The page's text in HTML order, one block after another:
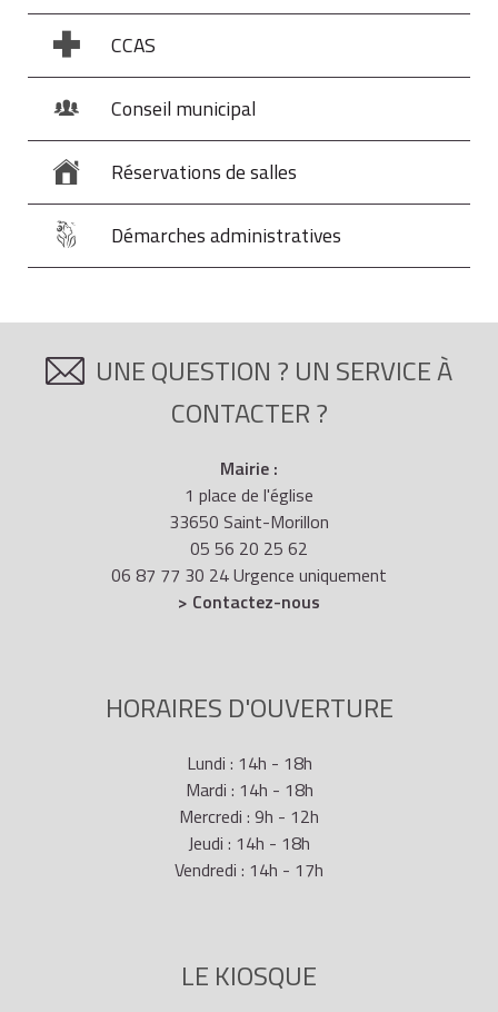
CCAS
Conseil municipal
Réservations de salles
Démarches administratives
UNE QUESTION ? UN SERVICE À
CONTACTER ?
Mairie :
1 place de l'église
33650 Saint-Morillon
05 56 20 25 62
06 87 77 30 24 Urgence uniquement
> Contactez-nous
HORAIRES D'OUVERTURE
Lundi : 14h - 18h
Mardi : 14h - 18h
Mercredi : 9h - 12h
Jeudi : 14h - 18h
Vendredi : 14h - 17h
LE KIOSQUE